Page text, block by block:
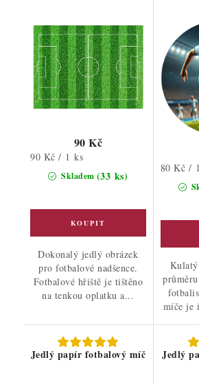
Skladem (33 ks)
90 Kč
Měrná
cena:
90 Kč / 1 ks
Dokonalý jedlý obrázek
pro fotbalové nadšence.
Fotbalové hřiště je tištěno
na tenkou oplatku a...
Měrná
cena:
80 Kč /
míče je
Jedlý papír fotbalový míč
Jedlý